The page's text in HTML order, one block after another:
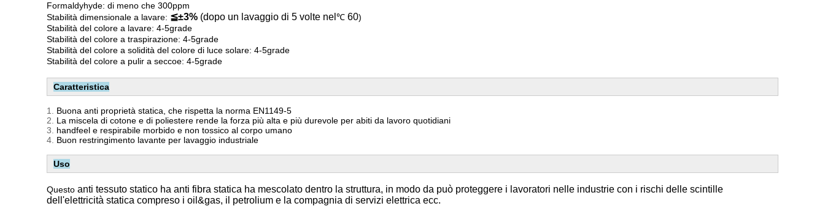
Formaldyhyde: di meno che 300ppm
Stabilità dimensionale a lavare: ≦±3% (dopo un lavaggio di 5 volte nel ℃ 60)
Stabilità del colore a lavare: 4-5grade
Stabilità del colore a traspirazione: 4-5grade
Stabilità del colore a solidità del colore di luce solare: 4-5grade
Stabilità del colore a pulir a seccoe: 4-5grade
Caratteristica
1. Buona anti proprietà statica, che rispetta la norma EN1149-5
2. La miscela di cotone e di poliestere rende la forza più alta e più durevole per abiti da lavoro quotidiani
3. handfeel e respirabile morbido e non tossico al corpo umano
4. Buon restringimento lavante per lavaggio industriale
Uso
Questo anti tessuto statico ha anti fibra statica ha mescolato dentro la struttura, in modo da può proteggere i lavoratori nelle industrie con i rischi delle scintille
dell'elettricità statica compreso i oil&gas, il petrolium e la compagnia di servizi elettrica ecc.